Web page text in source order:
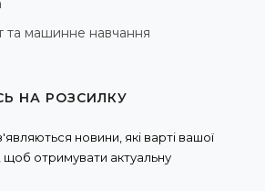
та машинне навчання
НА РОЗСИЛКУ
новини, які варті вашої
щоб отримувати актуальну